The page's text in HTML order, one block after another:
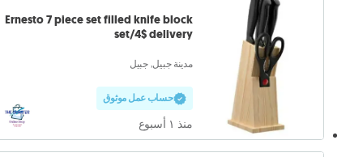
Ernesto 7 piece set filled knife block
set/4$ delivery
مدينة جبيل, جبيل
حساب عمل موثوق
منذ ١ أسبوع